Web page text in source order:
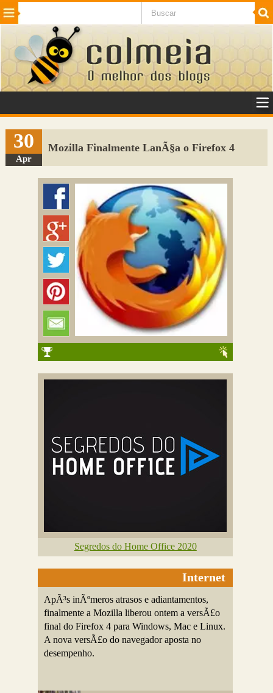
Beleza Cinema e TV
Internet Jogos NotÃ­cias SaÃºde
VeÃ­culos Adulto
Sugerir Link
Adicionar Blog
Colmeia Exchange
Perguntas Frequentes
30
Apr
Mozilla Finalmente LanÃ§a o Firefox 4
Segredos do Home Office 2020
Internet
ApÃ³s inÃºmeros atrasos e adiantamentos,
finalmente a Mozilla liberou ontem a versÃ£o
final do Firefox 4 para Windows, Mac e Linux.
A nova versÃ£o do navegador aposta no
desempenho.